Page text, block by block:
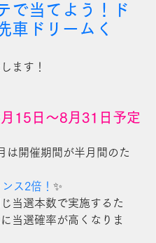
で当てよう！ド
車ドリームく
ます！
15日～8月31日予定
は開催期間が半月間のた
ス2倍！ ✨
当選本数で実施するた
当選確率が高くなりま